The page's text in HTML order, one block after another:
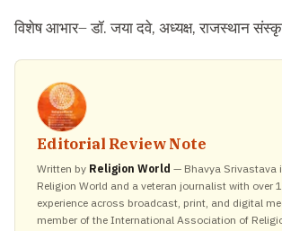
विशेष आभार–डॉ.जया दवे, अध्यक्ष,राजस्थान
Editorial Review Note
Written by Religion World — Bhavya Srivastava
Religion World and a veteran journalist with over
experience across broadcast, print, and digital
member of the International Association of